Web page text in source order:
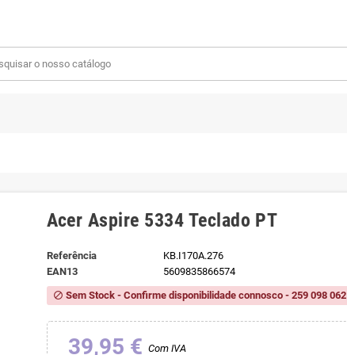
Acer Aspire 5334 Teclado PT
Referência
KB.I170A.276
EAN13
5609835866574
block Sem Stock - Confirme disponibilidade connosco - 259 098 062
39,95 € Com IVA